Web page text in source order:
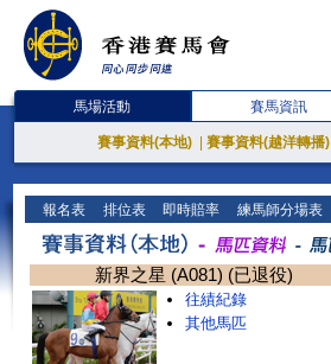
馬場活動 賽馬資訊
賽事資料(本地) 賽事資料(越洋轉播)
報名表 排位表 即時賠率 練馬師分場表
新界之星 (A081) (已退役)
往績紀錄
其他馬匹